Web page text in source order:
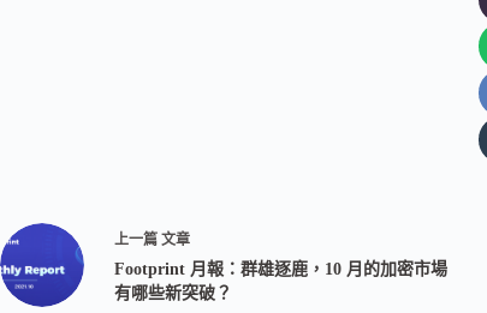
上一篇 文章
Footprint 月報：群雄逐鹿，10 月的加密市場
有哪些新突破？